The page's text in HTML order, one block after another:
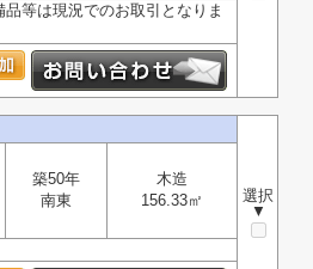
等は現況でのお取引となりま
選択
▼
築50年
南東
木造
156.33㎡